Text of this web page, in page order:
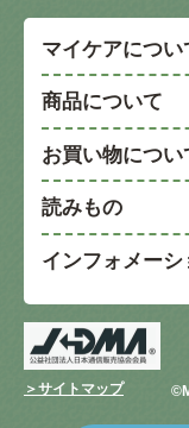
マイケアについ
商品について
お買い物につい
読みもの
インフォメーシ
＞サイトマップ